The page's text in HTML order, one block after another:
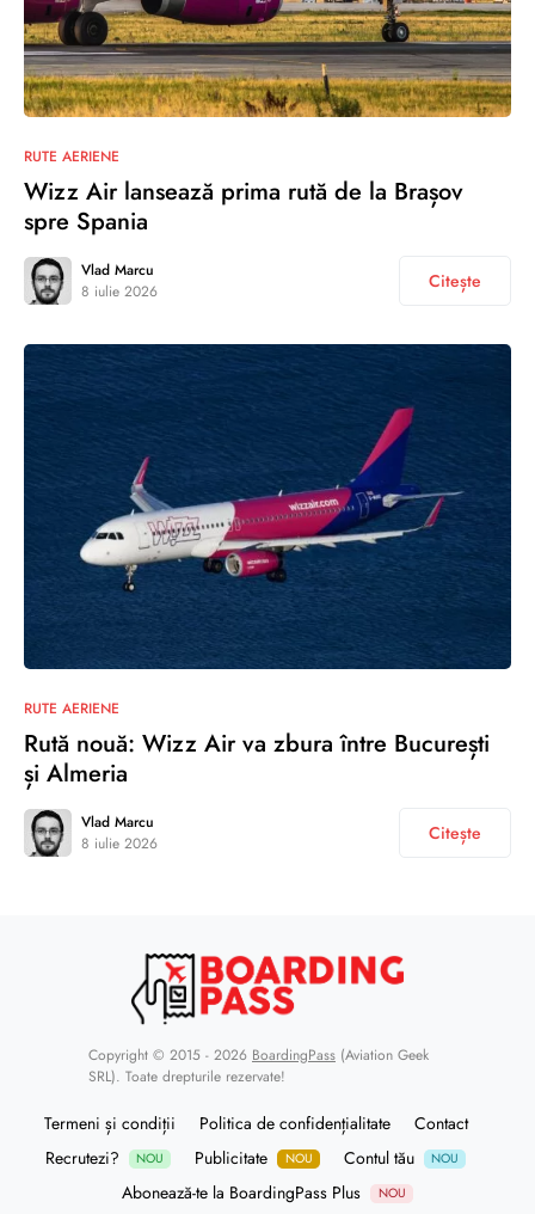
RUTE AERIENE
Wizz Air lansează prima rută de la Brașov
spre Spania
Vlad Marcu
8 iulie 2026
Citește
RUTE AERIENE
Rută nouă: Wizz Air va zbura între București
și Almeria
Vlad Marcu
8 iulie 2026
Citește
Copyright © 2015 - 2026 BoardingPass (Aviation Geek
SRL). Toate drepturile rezervate!
Termeni și condiții Politica de confidențialitate
Contact
Recrutezi?
NOU Publicitate NOU Contul tău NOU
Abonează-te la BoardingPass Plus NOU